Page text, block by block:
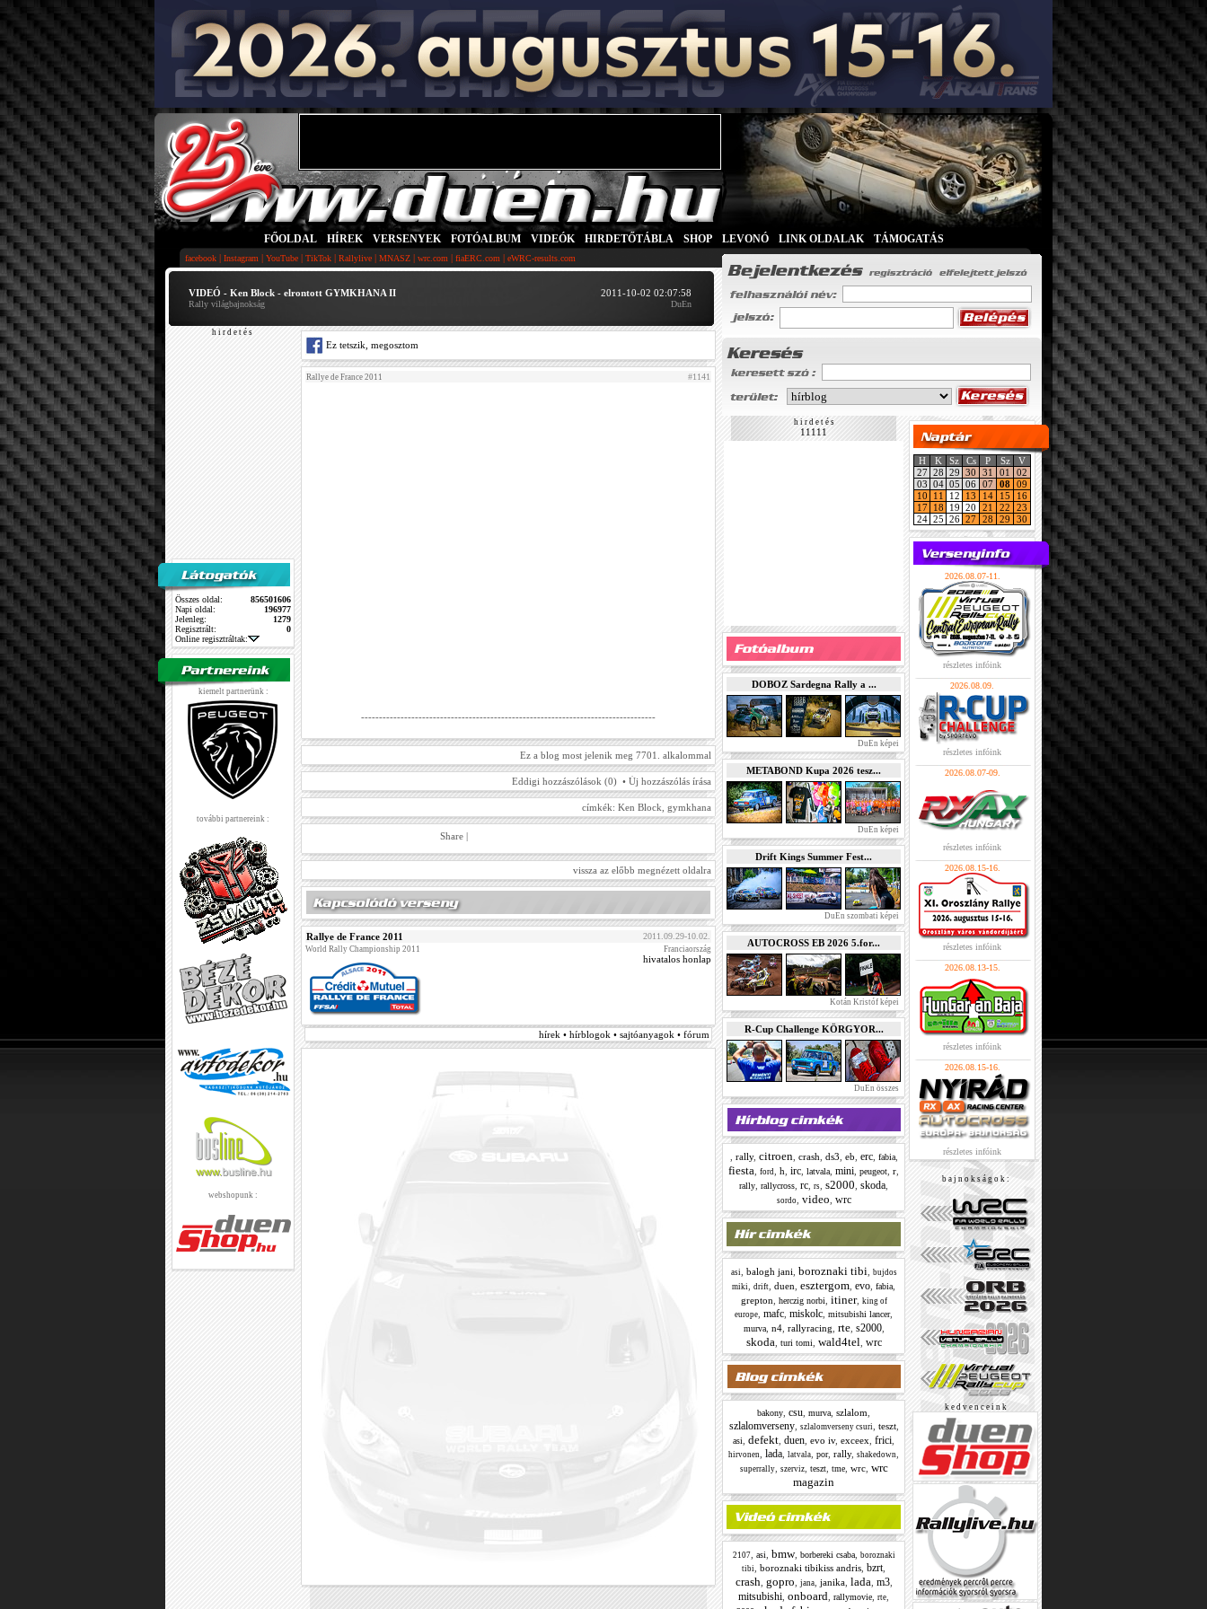
FŐOLDAL HÍREK VERSENYEK FOTÓALBUM VIDEÓK HIRDETŐTÁBLA SHOP LEVONÓ LINK OLDALAK TÁMOGATÁS
facebook | Instagram | YouTube | TikTok | Rallylive | MNASZ | wrc.com | fiaERC.com | eWRC-results.com
VIDEÓ - Ken Block - elrontott GYMKHANA II
Rally világbajnokság
2011-10-02 02:07:58
DuEn
h i r d e t é s
Összes oldal:
856501606
Napi oldal:
196977
Jelenleg:
1279
Regisztrált:
0
Online regisztráltak:
kiemelt partnerünk :
további partnereink :
webshopunk :
Ez tetszik, megosztom
Rallye de France 2011 #1141
----------------------------------------------------------------------------------
Ez a blog most jelenik meg 7701. alkalommal
Eddigi hozzászólások (0) • Új hozzászólás írása
címkék: Ken Block, gymkhana
Share
vissza az előbb megnézett oldalra
Rallye de France 2011 2011.09.29-10.02.
World Rally Championship 2011 Franciaország
hivatalos honlap
hírek • hírblogok • sajtóanyagok • fórum
h i r d e t é s
11111
DOBOZ Sardegna Rally a ...
DuEn képei
METABOND Kupa 2026 tesz...
DuEn képei
Drift Kings Summer Fest...
DuEn szombati képei
AUTOCROSS EB 2026 5.for...
Kotán Kristóf képei
R-Cup Challenge KÖRGYOR...
DuEn összes
rally, citroen crash ds3 eb erc, fabia,
fiesta ford h irc latvala mini peugeot r
rally rallycross rc rs s2000 skoda
sordo, video wrc
asi balogh jani boroznaki tibi
bujdos
miki drift duen esztergom evo fabia
grepton
herczig norbi itiner, king of
europe mafc miskolc mitsubishi lancer,
murva, n4, rallyracing rte, s2000,
skoda turi tomi wald4tel wrc
bakony csu murva szlalom
szlalomverseny, szlalomverseny csuri teszt,
asi defekt duen evo iv, exceex frici
hirvonen lada latvala por, rally, shakedown
superrally, szerviz, teszt, tme, wrc, wrc
magazin
2107, asi bmw, borbereki csaba, boroznaki
tibi boroznaki tibikiss andris bzrt
crash gopro jana, janika, lada m3,
mitsubishi onboard rallymovie rte
H K Sz Cs P Sz
V
27 28 29 30 31 01
02
03 04 05 06 07 08 09
10
11 12 13 14 15
16
17
18 19 20 21 22
23
24 25 26 27 28 29 30
2026.08.07-11.
részletes infóink
2026.08.09.
részletes infóink
2026.08.07-09.
részletes infóink
2026.08.15-16.
részletes infóink
2026.08.13-15.
részletes infóink
2026.08.15-16.
részletes infóink
b a j n o k s á g o k :
k e d v e n c e i n k